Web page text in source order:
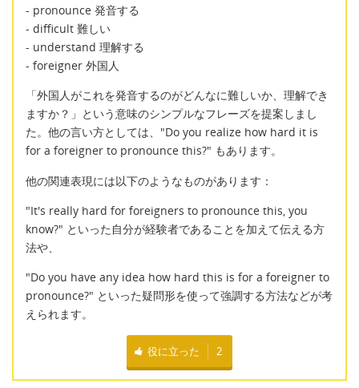
- pronounce 発音する
- difficult 難しい
- understand 理解する
- foreigner 外国人
「外国人がこれを発音するのがどんなに難しいか、理解でき
ますか？」という意味のシンプルなフレーズを提案しまし
た。他の言い方としては、"Do you realize how hard it is
for a foreigner to pronounce this?" もあります。
他の関連表現には以下のようなものがあります：
"It's really hard for foreigners to pronounce this, you
know?" といった自分が経験者であることを加えて伝える方
法や、
"Do you have any idea how hard this is for a foreigner to
pronounce?" といった疑問形を使って強調する方法などが考
えられます。
役に立った 2